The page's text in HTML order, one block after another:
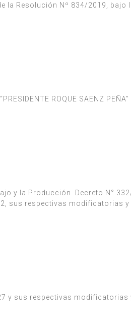
Resolución Nº 834/2019, bajo
ROQUE SAENZ
y la Producción. Decreto N°
sus respectivas modificatorias y
y sus respectivas modificatorias